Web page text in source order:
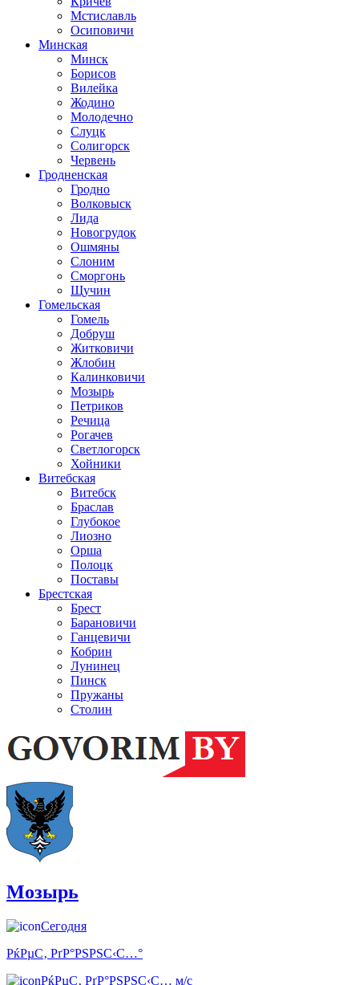
Мстиславль
Осиповичи
Минская
Минск
Борисов
Вилейка
Жодино
Молодечно
Слуцк
Солигорск
Червень
Гродненская
Гродно
Волковыск
Лида
Новогрудок
Ошмяны
Слоним
Сморгонь
Щучин
Гомельская
Гомель
Добруш
Житковичи
Жлобин
Калинковичи
Мозырь
Петриков
Речица
Рогачев
Светлогорск
Хойники
Витебская
Витебск
Браслав
Глубокое
Лиозно
Орша
Полоцк
Поставы
Брестская
Брест
Барановичи
Ганцевичи
Кобрин
Лунинец
Пинск
Пружаны
Столин
Мозырь
Сегодня
РќРµС‚ РґР°РЅРЅС‹С…°
РќРµС‚ РґР°РЅРЅС‹С… м/с